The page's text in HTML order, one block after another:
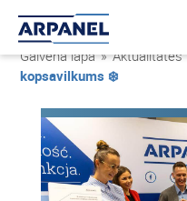
Galvenā lapa » Aktualitātes
kopsavilkums ❄️